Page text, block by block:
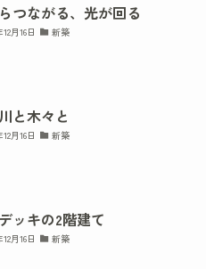
つながる、光が回る
12月16日 新築
と木々と
12月16日 新築
ッキの2階建て
12月16日 新築